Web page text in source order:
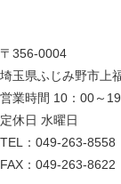
〒356-0004
埼玉県ふじみ野市上
営業時間 10：00～
定休日 水曜日
TEL：049-263-8558
FAX：049-263-8622